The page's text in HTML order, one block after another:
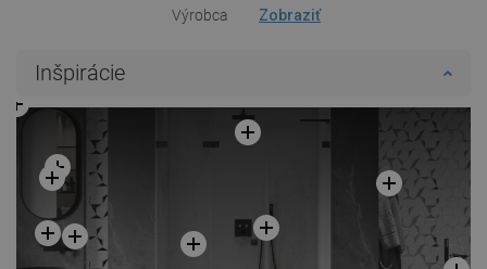
Výrobca Zobraziť
Inšpirácie